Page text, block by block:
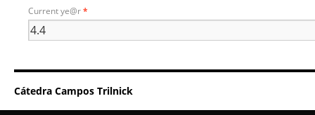
Current ye@r*
Cátedra Campos Trilnick